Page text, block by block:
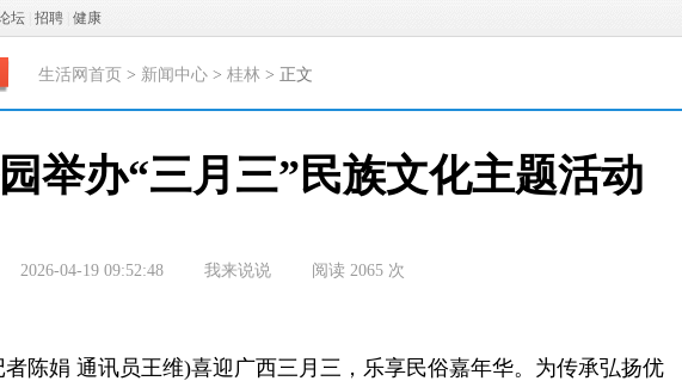
坛 招聘 健康
生活网首页 > 新闻中心 > 桂林 > 正文
举办“三月三”民族文化主题活动
2026-04-19 09:52:48 我来说说 阅读 2065 次
娟 通讯员王维)喜迎广西三月三，乐享民俗嘉年华。为传承弘扬优